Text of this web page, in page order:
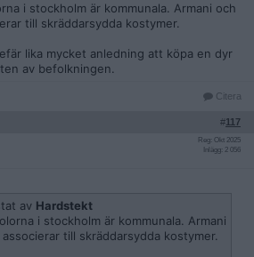
i stockholm är kommunala. Armani och
till skräddarsydda kostymer.
lika mycket anledning att köpa en dyr
av befolkningen.
Citera
#117
Reg: Okt 2025
Inlägg: 2 056
av Hardstekt
i stockholm är kommunala. Armani
till skräddarsydda kostymer.